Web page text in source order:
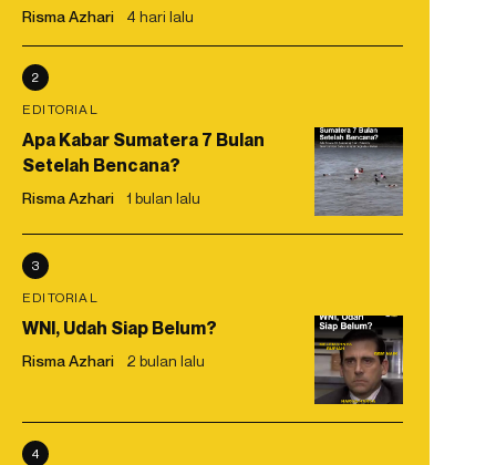
Risma Azhari 4 hari lalu
2
EDITORIAL
Apa Kabar Sumatera 7 Bulan
Setelah Bencana?
Risma Azhari 1 bulan lalu
3
EDITORIAL
WNI, Udah Siap Belum?
Risma Azhari 2 bulan lalu
4